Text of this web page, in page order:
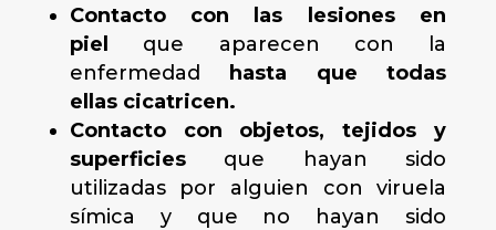
Contacto con las lesiones en
piel que aparecen con la
enfermedad
hasta que todas
ellas cicatricen.
Contacto con objetos, tejidos
y
superficiesque hayan sido
utilizadas por alguien con viruela
símica y que no hayan sido